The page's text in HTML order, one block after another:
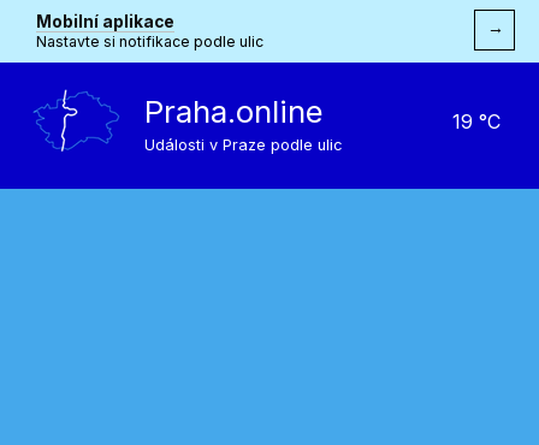
Mobilní aplikace
Nastavte si notifikace podle ulic
→
Praha.online
Události v Praze podle ulic
19 °C